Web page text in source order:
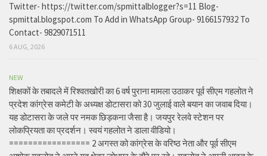
Twitter- https://twitter.com/spmittalblogger?s=11 Blog-
spmittal.blogspot.com To Add in WhatsApp Group- 9166157932 To
Contact- 9829071511
6 AUG, 2026
NEW
शिक्षकों के तबादले में रिश्वतखोरी का 6 वर्ष पुराना मामला उठाकर पूर्व सीएम गहलोत ने
प्रदेश कांग्रेस कमेटी के अध्यक्ष डोटासरा को 30 जुलाई वाले बयान का जवाब दिया।
यह डोटासरा के जले पर नमक छिड़कना जैसा है। जयपुर रेलवे स्टेशन पर
लोकप्रियता का प्रदर्शन। स्वयं गहलोत ने डाला वीडियो।
================= 2 अगस्त को कांग्रेस के वरिष्ठ नेता और पूर्व सीएम